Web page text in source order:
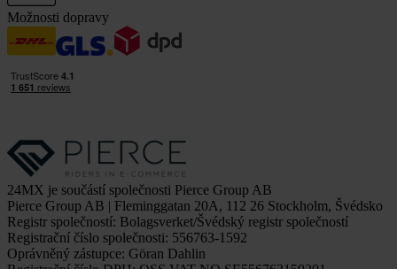
Možnosti dopravy
24MX je součástí společnosti Pierce Group AB
Pierce Group AB | Fleminggatan 20A, 112 26 Stockholm, Švédsko
Registr společností: Bolagsverket/Švédský registr společností
Registrační číslo společnosti: 556763-1592
Oprávněný zástupce: Göran Dahlin